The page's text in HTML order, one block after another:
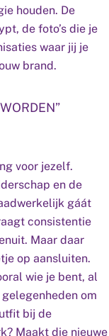
houden. De
de foto’s die je
waar jij je
brand.
voor jezelf.
en de
gáát
consistentie
Maar daar
op aansluiten.
wie je bent, al
om
bij de
Maakt die nieuwe